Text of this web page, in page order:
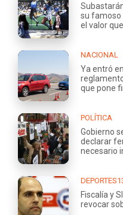
su famoso
el valor
NACIONAL
Ya entró
que pone
POLÍTICA
Gobierno
declarar
necesario
Fiscalía y
revocar